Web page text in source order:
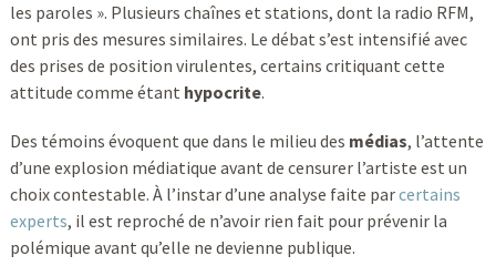
les paroles ». Plusieurs chaînes et stations, dont la radio RFM,
ont pris des mesures similaires. Le débat s’est intensifié avec
des prises de position virulentes, certains critiquant cette
attitude comme étant hypocrite.
Des témoins évoquent que dans le milieu des médias, l’attente
d’une explosion médiatique avant de censurer l’artiste est un
choix contestable. À l’instar d’une analyse faite parcertains
experts, il est reproché de n’avoir rien fait pour prévenir la
polémique avant qu’elle ne devienne publique.